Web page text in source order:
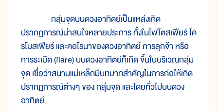
กลุ่มจุดบนดวงอาทิตย์เป็นแหล่งเกิด
ปรากฏการณ์น่าสนใจหลายประการ ทั้งในโฟโตสเฟียร์ โค
รโมสเฟียร์ และคอโรนาของดวงอาทิตย์ การลุกจ้า หรือ
การระเบิด (flare) บนดวงอาทิตย์ก็เกิด ขึ้นในบริเวณกลุ่ม
จุด เชื่อว่าสนามแม่เหล็กมีบทบาทสำคัญในการก่อให้เกิด
ปรากฏการณ์ต่างๆ ของ กลุ่มจุด และโดยทั่วไปบนดวง
อาทิตย์